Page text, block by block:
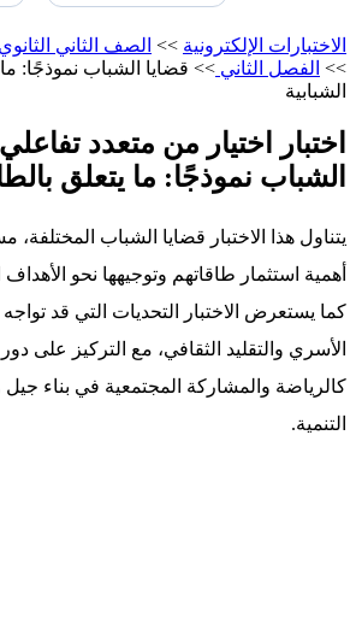
الاختبارات الإلكترونية >> الصف الثاني الثانوي
>> الفصل الثاني >> قضايا الشباب نموذجًا: ما
الشبابية
اختبار اختيار من متعدد
الشباب نموذجًا: ما يتعلق
يتناول هذا الاختبار قضايا الشباب المختلفة،
أهمية استثمار طاقاتهم وتوجيهها نحو الأهداف
كما يستعرض الاختبار التحديات التي قد
الأسري والتقليد الثقافي، مع التركيز على دور
كالرياضة والمشاركة المجتمعية في بناء
التنمية.